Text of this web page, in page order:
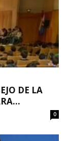
DE LA
0